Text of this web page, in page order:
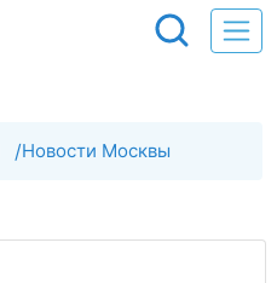
/Новости Москвы